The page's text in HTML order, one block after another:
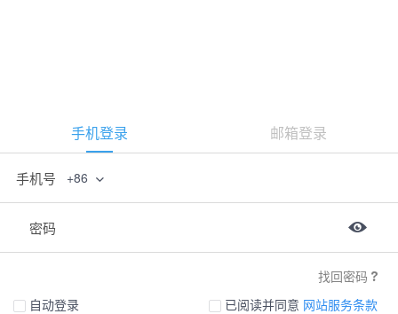
手机登录 邮箱登录
手机号 +86
密码
找回密码
自动登录
已阅读并同意 网站服务条款